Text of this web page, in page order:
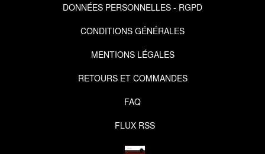
DONNÉES PERSONNELLES - RGPD
CONDITIONS GÉNÉRALES
MENTIONS LÉGALES
RETOURS ET COMMANDES
FAQ
FLUX RSS